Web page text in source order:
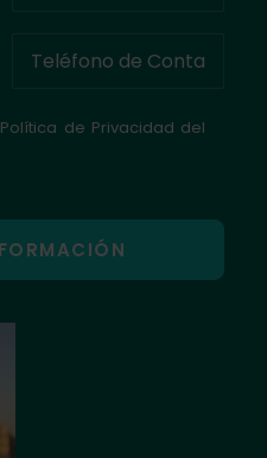
Política de Privacidad del